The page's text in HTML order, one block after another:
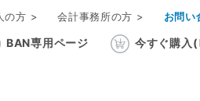
の方 > 会計事務所の方 > お問い
BAN専用ページ 今すぐ購入(